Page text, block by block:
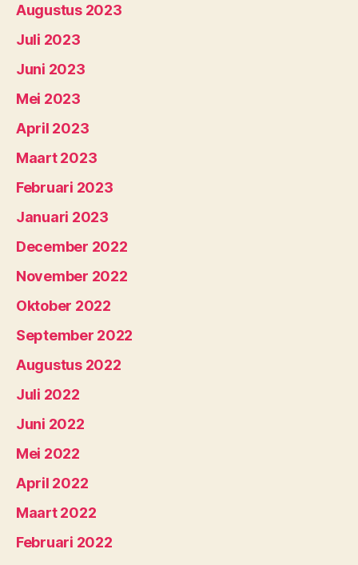
Augustus 2023
Juli 2023
Juni 2023
Mei 2023
April 2023
Maart 2023
Februari 2023
Januari 2023
December 2022
November 2022
Oktober 2022
September 2022
Augustus 2022
Juli 2022
Juni 2022
Mei 2022
April 2022
Maart 2022
Februari 2022